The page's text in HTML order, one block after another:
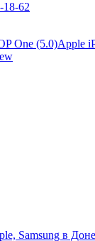
18-62
Apple